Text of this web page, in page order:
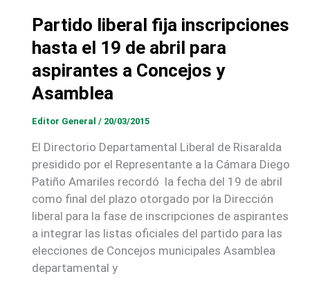
Partido liberal fija inscripciones
hasta el 19 de abril para
aspirantes a Concejos y
Asamblea
Editor General / 20/03/2015
El Directorio Departamental Liberal de Risaralda
presidido por el Representante a la Cámara Diego
Patiño Amariles recordó la fecha del 19 de abril
como final del plazo otorgado por la Dirección
liberal para la fase de inscripciones de aspirantes
a integrar las listas oficiales del partido para las
elecciones de Concejos municipales Asamblea
departamental y